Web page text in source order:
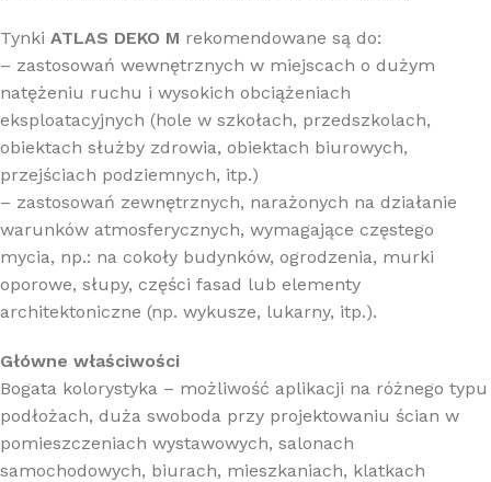
Tynki ATLAS DEKO M rekomendowane są do:
– zastosowań wewnętrznych w miejscach o dużym
natężeniu ruchu i wysokich obciążeniach
eksploatacyjnych (hole w szkołach, przedszkolach,
obiektach służby zdrowia, obiektach biurowych,
przejściach podziemnych, itp.)
– zastosowań zewnętrznych, narażonych na działanie
warunków atmosferycznych, wymagające częstego
mycia, np.: na cokoły budynków, ogrodzenia, murki
oporowe, słupy, części fasad lub elementy
architektoniczne (np. wykusze, lukarny, itp.).
Główne właściwości
Bogata kolorystyka – możliwość aplikacji na różnego typu
podłożach, duża swoboda przy projektowaniu ścian w
pomieszczeniach wystawowych, salonach
samochodowych, biurach, mieszkaniach, klatkach